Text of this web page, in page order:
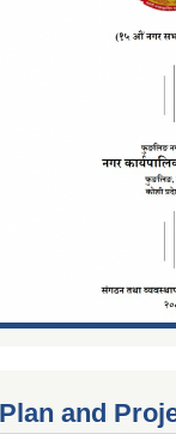
Plan and